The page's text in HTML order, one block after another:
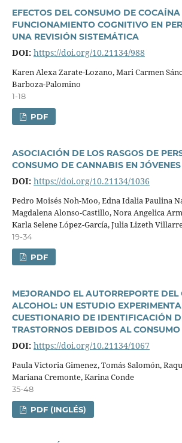
EFECTOS DEL CONSUMO DE COCAÍNA
FUNCIONAMIENTO COGNITIVO EN
UNA REVISIÓN SISTEMÁTICA
DOI: https://doi.org/10.21134/988
Karen Alexa Zarate-Lozano, Mari Carmen
Barboza-Palomino
1-18
PDF
ASOCIACIÓN DE LOS RASGOS DE
CONSUMO DE CANNABIS EN
DOI: https://doi.org/10.21134/1036
Pedro Moisés Noh-Moo, Edna Idalia Paulina
Magdalena Alonso-Castillo, Nora Angelica
Karla Selene López-Garcí­a, Julia Lizeth
19-34
PDF
MEJORANDO EL AUTORREPORTE DEL
ALCOHOL: UN ESTUDIO
CUESTIONARIO DE IDENTIFICACIÓN
TRASTORNOS DEBIDOS AL
DOI: https://doi.org/10.21134/1067
Paula Victoria Gimenez, Tomás Salomón,
Mariana Cremonte, Karina Conde
35-48
PDF (INGLÉS)